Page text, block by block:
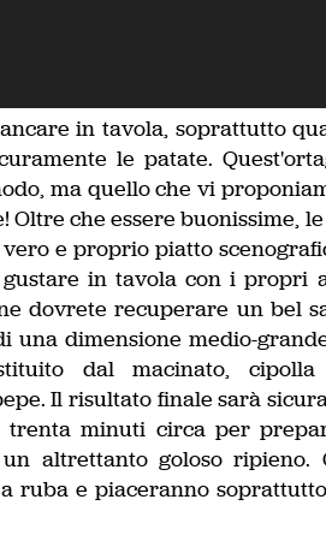
in tavola, soprattutto
le patate.
ma quello che vi
che essere buonissime,
e proprio piatto
in tavola con i propri
dovrete recuperare un bel
una dimensione medio-
dal macinato, cipolla
Il risultato finale sarà
trenta minuti circa per
altrettanto goloso ripieno.
ruba e piaceranno